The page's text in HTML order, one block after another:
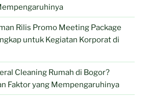
Rilis Promo Meeting Package
untuk Kegiatan Korporat di
Cleaning Rumah di Bogor?
Faktor yang Mempengaruhinya